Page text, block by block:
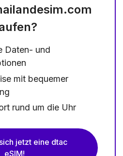
Daten- und
mit bequemer
rund um die Uhr
jetzt eine dtac
eSIM!